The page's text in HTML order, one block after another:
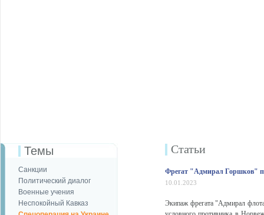
Темы
Санкции
Политический диалог
Военные учения
Неспокойный Кавказ
Статьи
Фрегат "Адмирал Горшков"
10.01.2023
Экипаж фрегата "Адмирал